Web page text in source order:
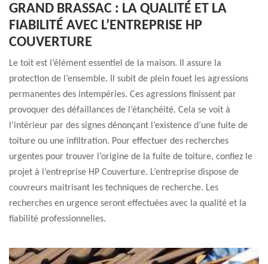
GRAND BRASSAC : LA QUALITÉ ET LA
FIABILITÉ AVEC L’ENTREPRISE HP
COUVERTURE
Le toit est l’élément essentiel de la maison. Il assure la
protection de l’ensemble. Il subit de plein fouet les agressions
permanentes des intempéries. Ces agressions finissent par
provoquer des défaillances de l’étanchéité. Cela se voit à
l’intérieur par des signes dénonçant l’existence d’une fuite de
toiture ou une infiltration. Pour effectuer des recherches
urgentes pour trouver l’origine de la fuite de toiture, confiez le
projet à l’entreprise HP Couverture. L’entreprise dispose de
couvreurs maitrisant les techniques de recherche. Les
recherches en urgence seront effectuées avec la qualité et la
fiabilité professionnelles.